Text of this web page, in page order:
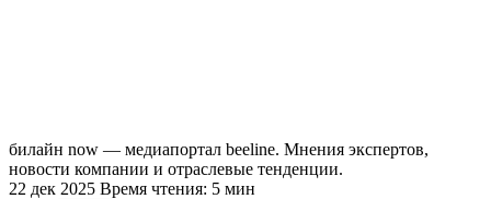
билайн now — медиапортал beeline. Мнения экспертов,
новости компании и отраслевые тенденции.
22 дек 2025 Время чтения: 5 мин